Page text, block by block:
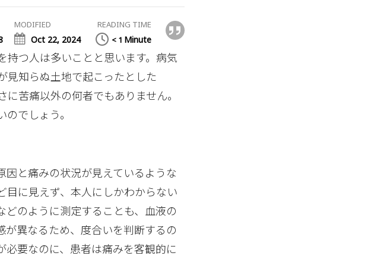
READING TIME
< 1 Minute
MODIFIED
Oct 22, 2024
持つ人は多いことと思います。病気
見知らぬ土地で起こったとした
苦痛以外の何者でもありません。
でしょう。
と痛みの状況が見えているような
に見えず、本人にしかわからない
のように測定することも、血液の
異なるため、度合いを判断するの
要なのに、患者は痛みを客観的に